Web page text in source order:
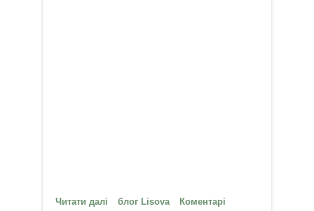
Читати далі про Релакс
блог Lisova Коментарі